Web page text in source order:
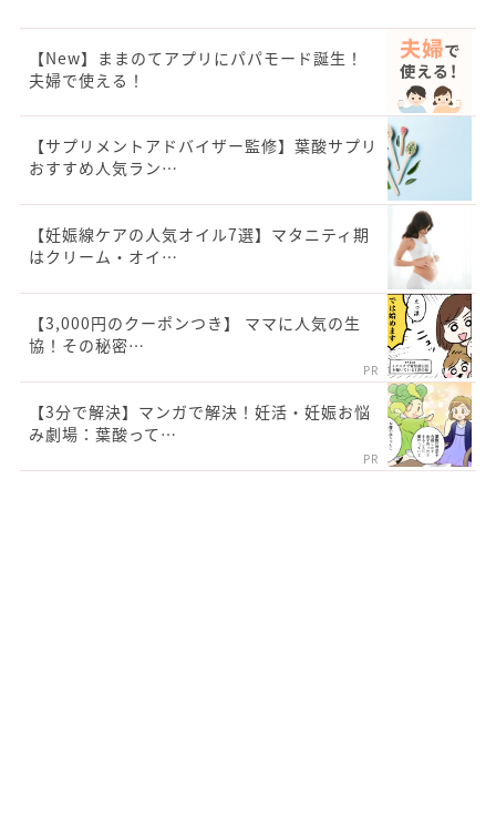
【New】ままのてアプリにパパモード誕生！
夫婦で使える！
【サプリメントアドバイザー監修】葉酸サプリ
おすすめ人気ラン…
【妊娠線ケアの人気オイル7選】マタニティ期
はクリーム・オイ…
【3,000円のクーポンつき】 ママに人気の生
協！その秘密…
PR
【3分で解決】マンガで解決！妊活・妊娠お悩
み劇場：葉酸って…
PR